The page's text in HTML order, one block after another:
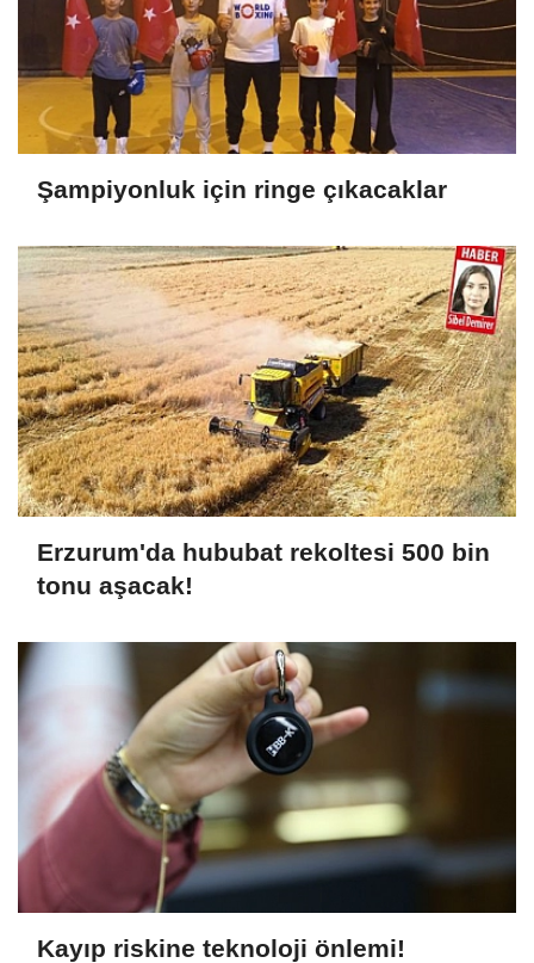
Şampiyonluk için ringe çıkacaklar
Erzurum'da hububat rekoltesi 500 bin
tonu aşacak!
Kayıp riskine teknoloji önlemi!